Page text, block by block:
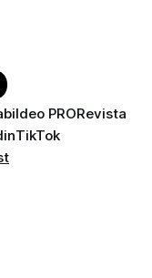
PRORevista
TikTok